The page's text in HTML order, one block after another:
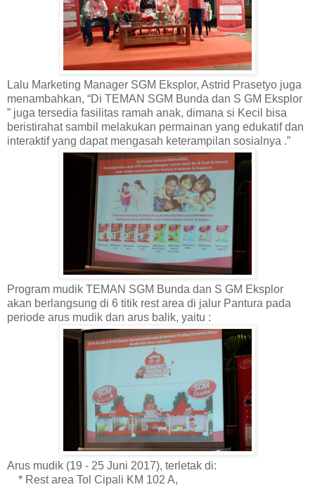
Lalu Marketing Manager SGM Eksplor, Astrid Prasetyo juga
menambahkan, “Di TEMAN SGM Bunda dan S GM Eksplor
” juga tersedia fasilitas ramah anak, dimana si Kecil bisa
beristirahat sambil melakukan permainan yang edukatif dan
interaktif yang dapat mengasah keterampilan sosialnya .”
Program mudik TEMAN SGM Bunda dan S GM Eksplor
akan berlangsung di 6 titik rest area di jalur Pantura pada
periode arus mudik dan arus balik, yaitu :
Arus mudik (19 - 25 Juni 2017), terletak di:
* Rest area Tol Cipali KM 102 A,